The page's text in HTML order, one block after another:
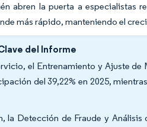
abren la puerta a especialistas
más rápido, manteniendo el
del Informe
el Entrenamiento y Ajuste
del 39,22% en 2025,
la Detección de Fraude y